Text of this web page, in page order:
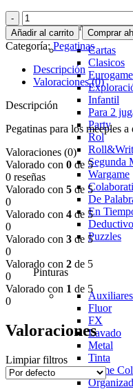
Juegos de Mesa
Cartas
Clasicos
Eurogame
Infantil
Para 2
Party
Rol
Segunda
Wargame
De
En
Puzzles
Pinturas
Auxiliares
Fluor
FX
Lavado
Metal
Tinta
Game
Pegatinas
White
Castle
cantidad
Añadir al carrito Comprar
Categoría: Pegatinas
Descripción
Valoraciones (0)
Descripción
Pegatinas para los meeples
Valoraciones (0)
Valorado con 0 de 5
0 reseñas
Valorado con 5 de 5
0
Valorado con 4 de 5
0
Valorado con 3 de 5
0
Valorado con 2 de 5
0
Valorado con 1 de 5
0
Valoraciones
Limpiar filtros